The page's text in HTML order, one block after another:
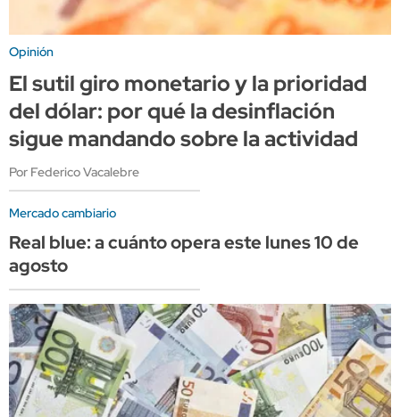
Opinión
El sutil giro monetario y la prioridad
del dólar: por qué la desinflación
sigue mandando sobre la actividad
Por Federico Vacalebre
Mercado cambiario
Real blue: a cuánto opera este lunes 10 de
agosto